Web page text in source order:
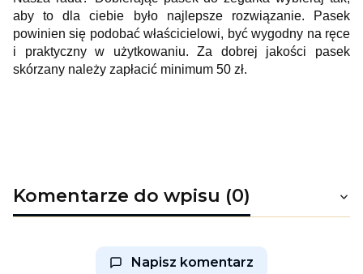
aby to dla ciebie było najlepsze rozwiązanie. Pasek
powinien się podobać właścicielowi, być wygodny na ręce
i praktyczny w użytkowaniu. Za dobrej jakości pasek
skórzany należy zapłacić minimum 50 zł.
Komentarze do wpisu (0)
Napisz komentarz